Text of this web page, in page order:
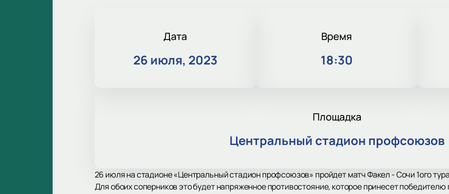
Дата
26 июля, 2023
Время
18:30
Площадка
Центральный стадион профсоюзов
26 июля на стадионе «Центральный стадион профсоюзов» пройдет матч Факел - Сочи 1ого
Для обоих соперников это будет напряженное противостояние, которое принесет